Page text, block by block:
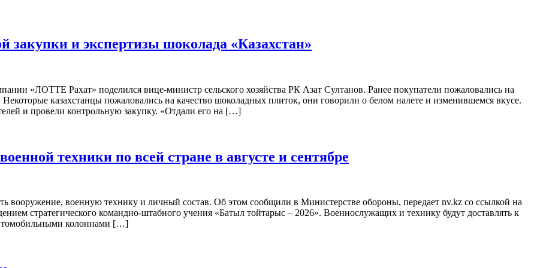
закупки и экспертизы шоколада «Казахстан»
«ЛОТТЕ Рахат» поделился вице-министр сельского хозяйства РК Азат Султанов. Ранее покупатели пожаловались на
казахстанцы пожаловались на качество шоколадных плиток, они говорили о белом налете и изменившемся вкусе.
и провели контрольную закупку. «Отдали его на […]
техники по всей стране в августе и сентябре
вооружение, военную технику и личный состав. Об этом сообщили в Министерстве обороны, передает nv.kz со ссылкой на
стратегического командно-штабного учения «Батыл тойтарыс – 2026». Военнослужащих и технику будут доставлять к
колоннами […]